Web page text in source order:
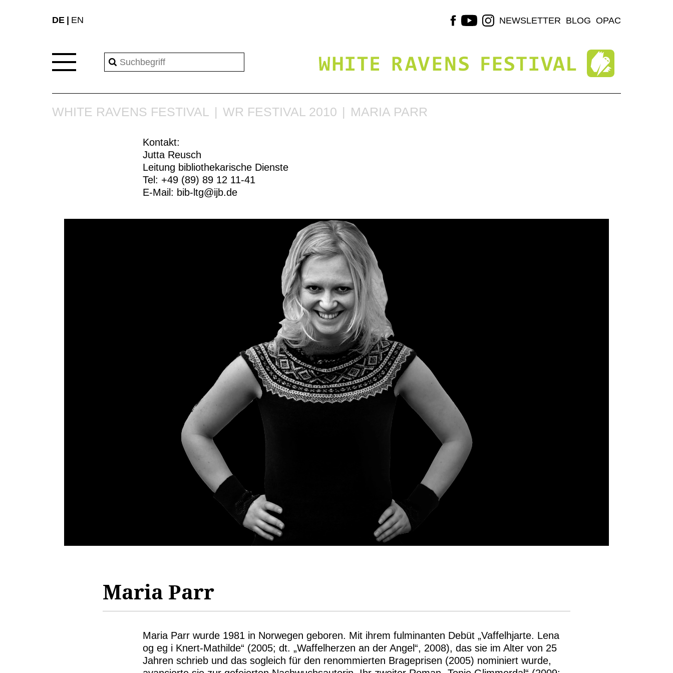
DE EN NEWSLETTER BLOG OPAC
WHITE RAVENS FESTIVAL WR FESTIVAL 2010 MARIA PARR
Kontakt:
Jutta Reusch
Leitung bibliothekarische Dienste
Tel: +49 (89) 89 12 11-41
E-Mail: bib-ltg@ijb.de
Maria Parr
Maria Parr wurde 1981 in Norwegen geboren. Mit ihrem fulminanten Debüt „Vaffelhjarte. Lena
og eg i Knert-Mathilde“ (2005; dt. „Waffelherzen an der Angel“, 2008), das sie im Alter von 25
Jahren schrieb und das sogleich für den renommierten Brageprisen (2005) nominiert wurde,